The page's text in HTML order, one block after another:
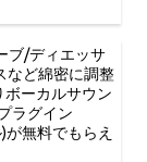
ブ/ディエッサ
など綿密に調整
ーカルサウン
ラグイン
無料でもらえ